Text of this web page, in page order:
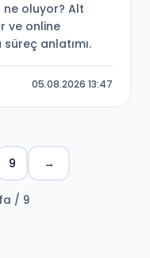
ne oluyor? Alt
ve online
anlatımı.
05.08.2026 13:47
9 →
/ 9